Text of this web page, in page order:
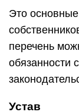
Это
перечень
обязанности
Устав